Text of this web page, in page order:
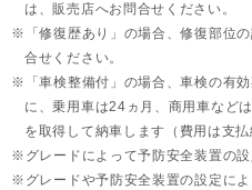
は、販売店へお問合せください。
「修復歴あり」の場合、修復部位
合せください。
「車検整備付」の場合、車検の有
に、乗用車は24ヵ月、 商用車など
を取得して納車します（費用は支払
グレードによって予防安全装置の
グレードや予防安全装置の設定に